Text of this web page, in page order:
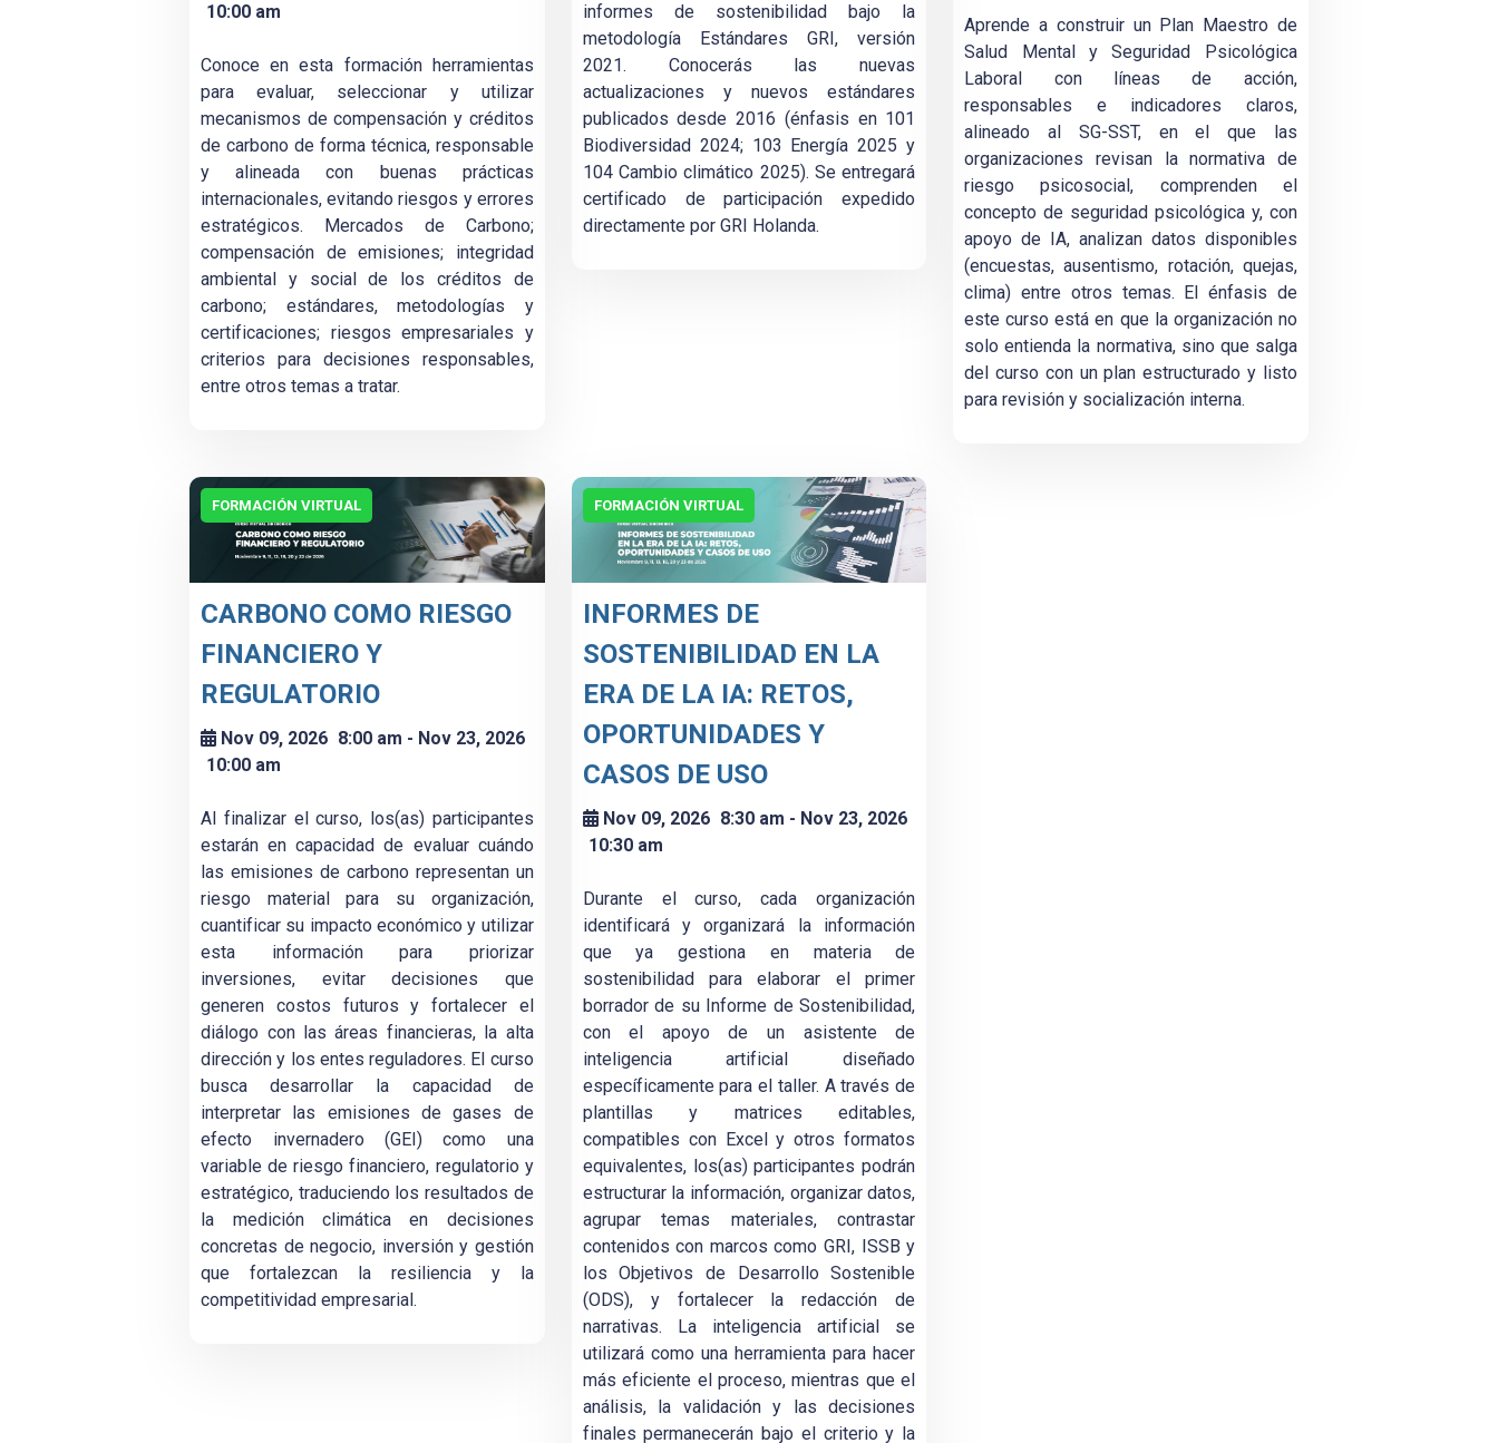
10:00 am
Conoce en esta formación herramientas
para evaluar, seleccionar y utilizar
mecanismos de compensación y créditos
de carbono de forma técnica, responsable
y alineada con buenas prácticas
internacionales, evitando riesgos y errores
estratégicos. Mercados de Carbono;
compensación de emisiones; integridad
ambiental y social de los créditos de
carbono; estándares, metodologías y
certificaciones; riesgos empresariales y
criterios para decisiones responsables,
entre otros temas a tratar.
informes de sostenibilidad bajo la
metodología Estándares GRI, versión
2021. Conocerás las nuevas
actualizaciones y nuevos estándares
publicados desde 2016 (énfasis en 101
Biodiversidad 2024; 103 Energía 2025 y
104 Cambio climático 2025). Se entregará
certificado de participación expedido
directamente por GRI Holanda.
Aprende a construir un Plan Maestro de
Salud Mental y Seguridad Psicológica
Laboral con líneas de acción,
responsables e indicadores claros,
alineado al SG-SST, en el que las
organizaciones revisan la normativa de
riesgo psicosocial, comprenden el
concepto de seguridad psicológica y, con
apoyo de IA, analizan datos disponibles
(encuestas, ausentismo, rotación, quejas,
clima) entre otros temas. El énfasis de
este curso está en que la organización no
solo entienda la normativa, sino que salga
del curso con un plan estructurado y listo
para revisión y socialización interna.
FORMACIÓN VIRTUAL
CARBONO COMO RIESGO
FINANCIERO Y
REGULATORIO
Nov 09, 2026 8:00 am - Nov 23, 2026
10:00 am
Al finalizar el curso, los(as) participantes
estarán en capacidad de evaluar cuándo
las emisiones de carbono representan un
riesgo material para su organización,
cuantificar su impacto económico y utilizar
esta información para priorizar
inversiones, evitar decisiones que
generen costos futuros y fortalecer el
diálogo con las áreas financieras, la alta
dirección y los entes reguladores. El curso
busca desarrollar la capacidad de
interpretar las emisiones de gases de
efecto invernadero (GEI) como una
variable de riesgo financiero, regulatorio y
estratégico, traduciendo los resultados de
la medición climática en decisiones
concretas de negocio, inversión y gestión
que fortalezcan la resiliencia y la
competitividad empresarial.
FORMACIÓN VIRTUAL
INFORMES DE
SOSTENIBILIDAD EN LA
ERA DE LA IA: RETOS,
OPORTUNIDADES Y
CASOS DE USO
Nov 09, 2026 8:30 am - Nov 23, 2026
10:30 am
Durante el curso, cada organización
identificará y organizará la información
que ya gestiona en materia de
sostenibilidad para elaborar el primer
borrador de su Informe de Sostenibilidad,
con el apoyo de un asistente de
inteligencia artificial diseñado
específicamente para el taller. A través de
plantillas y matrices editables,
compatibles con Excel y otros formatos
equivalentes, los(as) participantes podrán
estructurar la información, organizar datos,
agrupar temas materiales, contrastar
contenidos con marcos como GRI, ISSB y
los Objetivos de Desarrollo Sostenible
(ODS), y fortalecer la redacción de
narrativas. La inteligencia artificial se
utilizará como una herramienta para hacer
más eficiente el proceso, mientras que el
análisis, la validación y las decisiones
finales permanecerán bajo el criterio y la